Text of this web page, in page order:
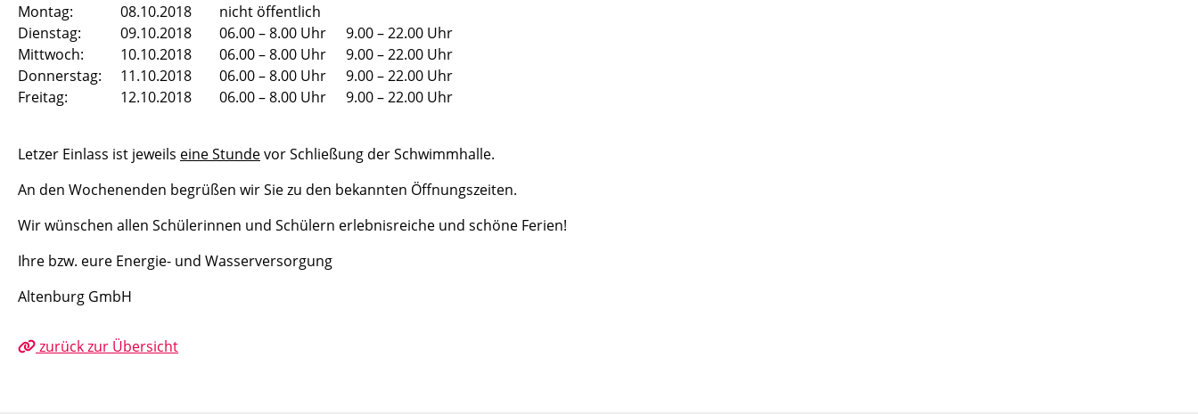
Montag: 08.10.2018
nicht öffentlich
Dienstag:
09.10.2018 06.00 – 8.00 Uhr
9.00 – 22.00 Uhr
Mittwoch:
10.10.2018 06.00 – 8.00 Uhr
9.00 – 22.00 Uhr
Donnerstag:
11.10.2018 06.00 – 8.00 Uhr
9.00 – 22.00 Uhr
Freitag:
12.10.2018 06.00 – 8.00 Uhr 9.00 – 22.00 Uhr
Letzer Einlass ist jeweils eine Stundevor Schließung der Schwimmhalle.
An den Wochenenden begrüßen wir Sie zu den bekannten Öffnungszeiten.
Wir wünschen allen Schülerinnen und Schülern erlebnisreiche und schöne Ferien!
Ihre bzw. eure Energie- und Wasserversorgung
Altenburg GmbH
zurück zur Übersicht